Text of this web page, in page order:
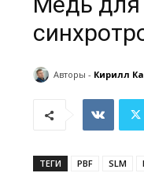
Авторы - Кирилл
ТЕГИ PBF SLM